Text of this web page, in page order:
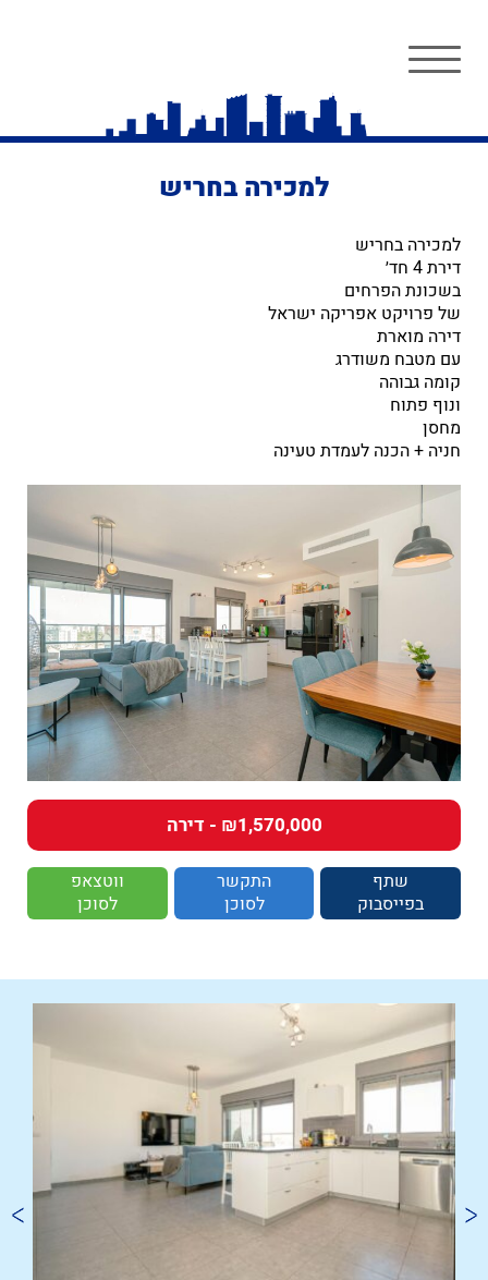
למכירה בחריש
למכירה בחריש
דירת 4 חד׳
בשכונת הפרחים
של פרויקט אפריקה ישראל
דירה מוארת
עם מטבח משודרג
קומה גבוהה
ונוף פתוח
מחסן
חניה + הכנה לעמדת טעינה
₪1,570,000 - דירה
שתף
בפייסבוק
התקשר
לסוכן
ווטצאפ
לסוכן